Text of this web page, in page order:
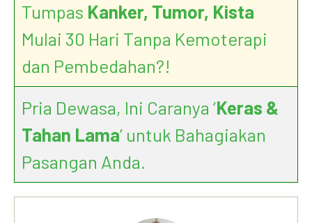
FRUIT
AND VEGETABLE CONSUMPTION AND THE
INCIDENCE OF HYPERTENSION IN THREE
PROSPECTIVE COHORT STUDIES
Tumpas Kanker, Tumor, Kista
Mulai 30 Hari Tanpa Kemoterapi
dan Pembedahan?!
Pria Dewasa, Ini Caranya ‘Keras &
Tahan Lama’ untuk Bahagiakan
Pasangan Anda.